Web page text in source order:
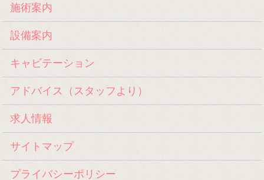
施術案内
設備案内
キャビテーション
アドバイス（スタッフより）
求人情報
サイトマップ
プライバシーポリシー